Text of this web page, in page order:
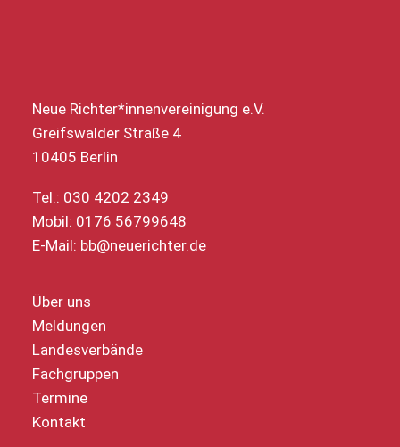
Neue Richter*innenvereinigung e.V.
Greifswalder Straße 4
10405 Berlin
Tel.: 030 4202 2349
Mobil: 0176 56799648
E-Mail: bb@neuerichter.de
Über uns
Meldungen
Landesverbände
Fachgruppen
Termine
Kontakt